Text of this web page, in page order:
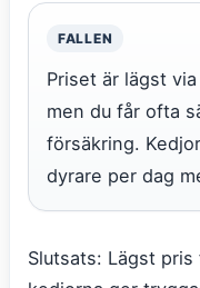
FALLEN
Priset är lägst
men du får ofta
försäkring.
dyrare per dag
Slutsats: Lägst